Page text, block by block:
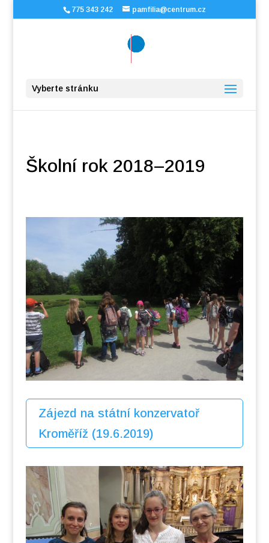
775 343 242 pamfilia@centrum.cz
Vyberte stránku
Školní rok 2018–2019
Zájezd na státní konzervatoř
Kroměříž (19.6.2019)